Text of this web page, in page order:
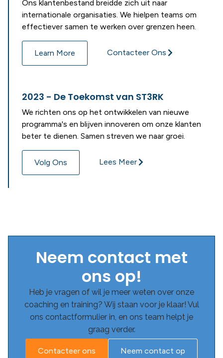
Ons klantenbestand breidde zich uit naar
internationale organisaties. We hielpen teams om
effectiever samen te werken over grenzen heen.
Learn More Contacteer Ons
2023 - De Toekomst van ST3RK
We richten ons op het ontwikkelen van nieuwe
programma's en blijven innoveren om onze klanten
beter te dienen. Samen streven we naar groei.
Volg Ons Lees Meer
Neem contact met
ons op!
Heb je vragen of wil je meer weten over onze
coaching en training? Wij staan voor je klaar! Vul
ons contactformulier in, en ons team helpt je
graag verder.
Contacteer ons Neem contact op